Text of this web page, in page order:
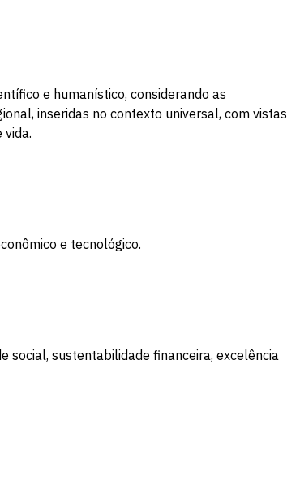
e humanístico, considerando as
inseridas no contexto universal, com vistas
vida.
e tecnológico.
social, sustentabilidade financeira, excelência
Escolha a vaga que você
quer concorrer:
vagas para início de curso